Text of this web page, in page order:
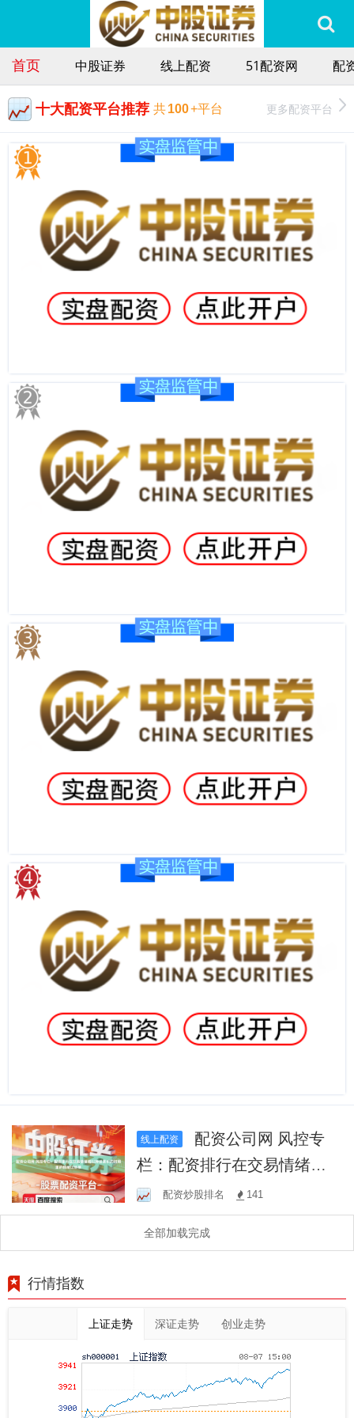
首页 中股证券 线上配资 51配资网 配
十大配资平台推荐 共100+平台 更多配资平台
线上配资
栏：配资排行在交易情绪难
以持续累积的时期里的情绪
过热预
配资炒股排名 141
全部加载完成
行情指数
上证走势 深证走势 创业走势